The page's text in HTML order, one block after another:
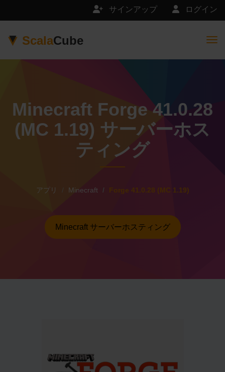
ログイン
サインアップ
ScalaCube
Minecraft Forge 41.0.28
(MC 1.19) サーバーホス
ティング
アプリ Minecraft Forge 41.0.28 (MC 1.19)
Minecraft サーバーホスティング